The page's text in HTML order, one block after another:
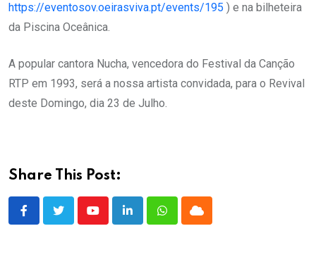
https://eventosov.oeirasviva.pt/events/195 ) e na bilheteira
da Piscina Oceânica.
A popular cantora Nucha, vencedora do Festival da Canção
RTP em 1993, será a nossa artista convidada, para o Revival
deste Domingo, dia 23 de Julho.
Share This Post:
YoutubeLinkedInWhatsappCloud